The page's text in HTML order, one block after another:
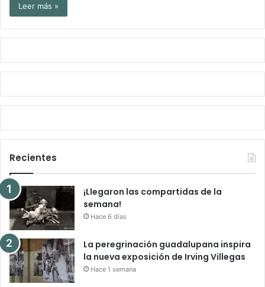
Leer más »
Recientes
¡Llegaron las compartidas de la
semana!
Hace 6 días
La peregrinación guadalupana inspira
la nueva exposición de Irving Villegas
Hace 1 semana